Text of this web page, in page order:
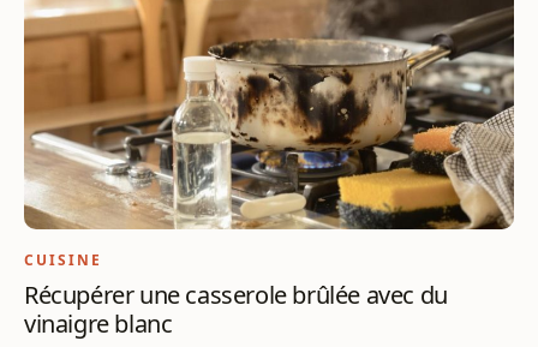
CUISINE
Récupérer une casserole brûlée avec du
vinaigre blanc